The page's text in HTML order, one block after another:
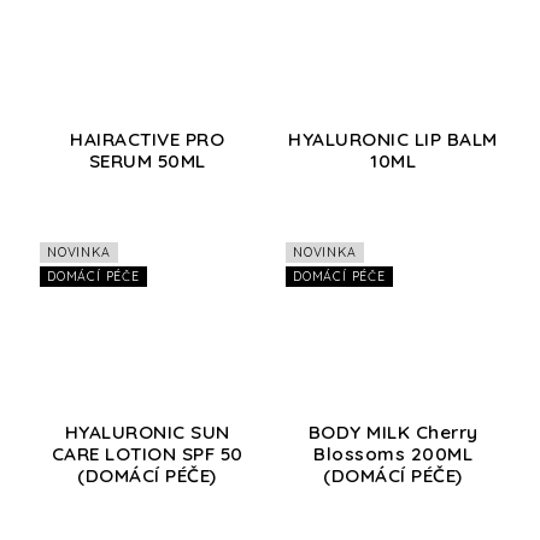
HAIRACTIVE PRO
SERUM 50ML
HYALURONIC LIP BALM
10ML
NOVINKA
DOMÁCÍ PÉČE
HYALURONIC SUN
CARE LOTION SPF 50
(DOMÁCÍ PÉČE)
NOVINKA
DOMÁCÍ PÉČE
BODY MILK Cherry
Blossoms 200ML
(DOMÁCÍ PÉČE)